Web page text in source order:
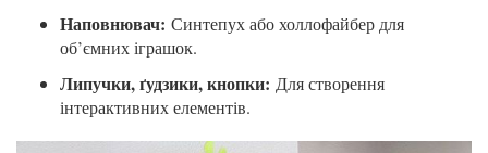
Наповнювач: Синтепух або холлофайбер для
об’ємних іграшок.
Липучки, ґудзики, кнопки: Для створення
інтерактивних елементів.